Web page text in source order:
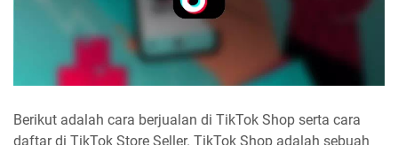
Berikut adalah cara berjualan di TikTok Shop serta cara
daftar di TikTok Store Seller. TikTok Shop adalah sebuah